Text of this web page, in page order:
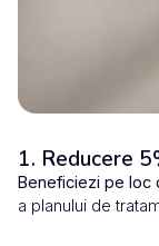
1. Reducere
Beneficiezi pe loc
a planului de